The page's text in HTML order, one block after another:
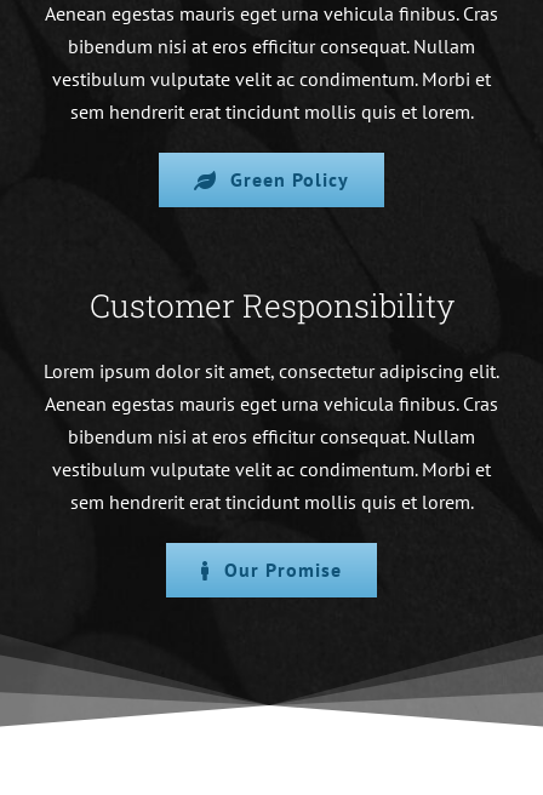
Aenean egestas mauris eget urna vehicula finibus. Cras
bibendum nisi at eros efficitur consequat. Nullam
vestibulum vulputate velit ac condimentum. Morbi et
sem hendrerit erat tincidunt mollis quis et lorem.
Green Policy
Customer Responsibility
Lorem ipsum dolor sit amet, consectetur adipiscing elit.
Aenean egestas mauris eget urna vehicula finibus. Cras
bibendum nisi at eros efficitur consequat. Nullam
vestibulum vulputate velit ac condimentum. Morbi et
sem hendrerit erat tincidunt mollis quis et lorem.
Our Promise